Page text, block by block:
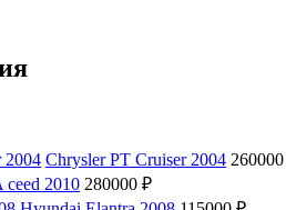
Chrysler PT Cruiser 2004
2010 280000 ₽